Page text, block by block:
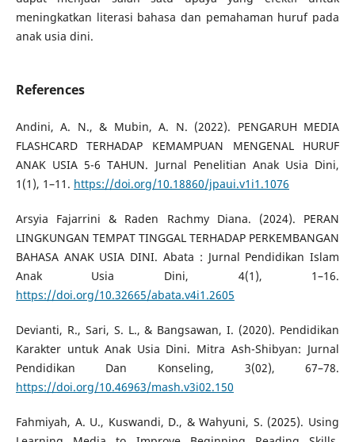
meningkatkan literasi bahasa dan pemahaman huruf pada
anak usia dini.
References
Andini, A. N., & Mubin, A. N. (2022). PENGARUH MEDIA
FLASHCARD TERHADAP KEMAMPUAN MENGENAL HURUF
ANAK USIA 5-6 TAHUN. Jurnal Penelitian Anak Usia Dini,
1(1), 1–11. https://doi.org/10.18860/jpaui.v1i1.1076
Arsyia Fajarrini & Raden Rachmy Diana. (2024). PERAN
LINGKUNGAN TEMPAT TINGGAL TERHADAP PERKEMBANGAN
BAHASA ANAK USIA DINI. Abata : Jurnal Pendidikan Islam
Anak Usia Dini, 4(1), 1–16.
https://doi.org/10.32665/abata.v4i1.2605
Devianti, R., Sari, S. L., & Bangsawan, I. (2020). Pendidikan
Karakter untuk Anak Usia Dini. Mitra Ash-Shibyan: Jurnal
Pendidikan Dan Konseling, 3(02), 67–78.
https://doi.org/10.46963/mash.v3i02.150
Fahmiyah, A. U., Kuswandi, D., & Wahyuni, S. (2025). Using